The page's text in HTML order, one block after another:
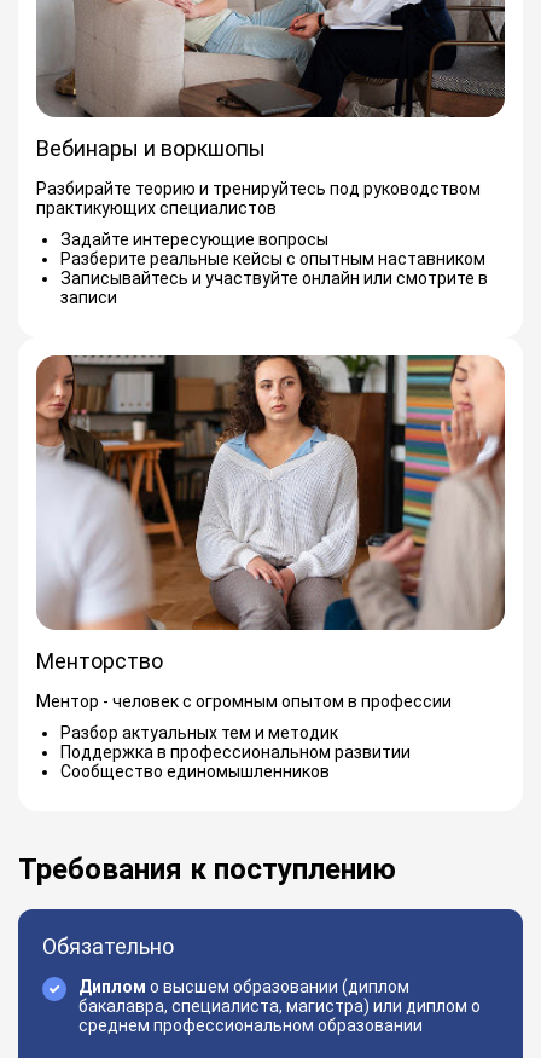
Вебинары и воркшопы
Разбирайте теорию и тренируйтесь под руководством
практикующих специалистов
Задайте интересующие вопросы
Разберите реальные кейсы с опытным наставником
Записывайтесь и участвуйте онлайн или смотрите в
записи
Менторство
Ментор - человек с огромным опытом в профессии
Разбор актуальных тем и методик
Поддержка в профессиональном развитии
Сообщество единомышленников
Требования к поступлению
Обязательно
Диплом о высшем образовании (диплом
бакалавра, специалиста, магистра) или диплом о
среднем профессиональном образовании